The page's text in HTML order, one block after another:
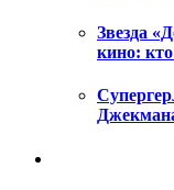
Звезда
кино: